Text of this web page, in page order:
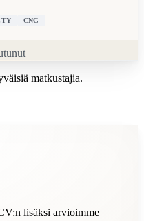
CNG
matkustajia.
lisäksi arvioimme